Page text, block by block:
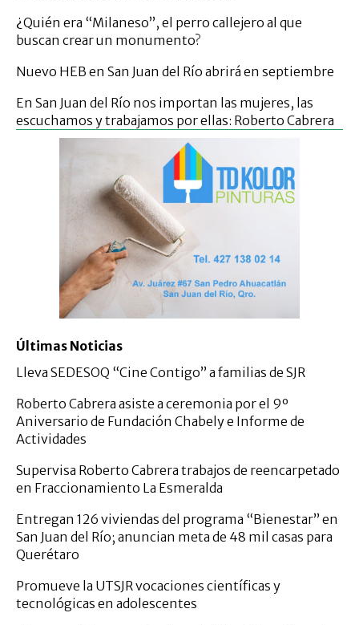
¿Quién era “Milaneso”, el perro callejero al que
buscan crear un monumento?
Nuevo HEB en San Juan del Río abrirá en septiembre
En San Juan del Río nos importan las mujeres, las
escuchamos y trabajamos por ellas: Roberto Cabrera
Últimas Noticias
Lleva SEDESOQ “Cine Contigo” a familias de SJR
Roberto Cabrera asiste a ceremonia por el 9º
Aniversario de Fundación Chabely e Informe de
Actividades
Supervisa Roberto Cabrera trabajos de reencarpetado
en Fraccionamiento La Esmeralda
Entregan 126 viviendas del programa “Bienestar” en
San Juan del Río; anuncian meta de 48 mil casas para
Querétaro
Promueve la UTSJR vocaciones científicas y
tecnológicas en adolescentes